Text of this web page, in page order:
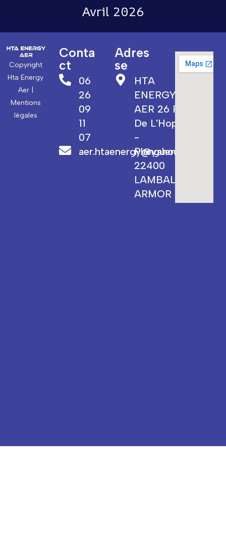
Avril 2026
Copyright
Hta Energy
Aer |
Mentions
légales
Conta
ct
06
26
09
11
07
aer.htaenergy@yahoo.fr
Adres
se
HTA
ENERGY
AER 26 Rue
De L'Hopital
-
Planguenoual
22400
LAMBALLE-
ARMOR